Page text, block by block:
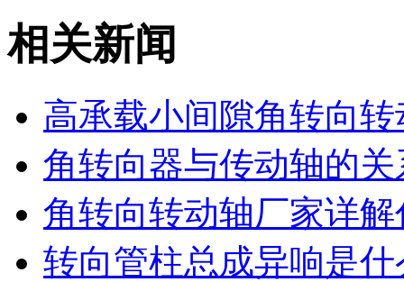
相关新闻
高承载小间隙角转向
角转向器与传动轴的关
角转向转动轴厂家详
转向管柱总成异响是